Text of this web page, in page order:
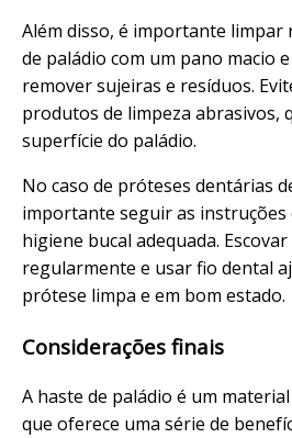
Além disso, é importante limpar
de paládio com um pano macio
remover sujeiras e resíduos.
produtos de limpeza abrasivos,
superfície do paládio.
No caso de próteses dentárias
importante seguir as
higiene bucal adequada.
regularmente e usar fio dental
prótese limpa e em bom estado.
Considerações finais
A haste de paládio é um
que oferece uma série de